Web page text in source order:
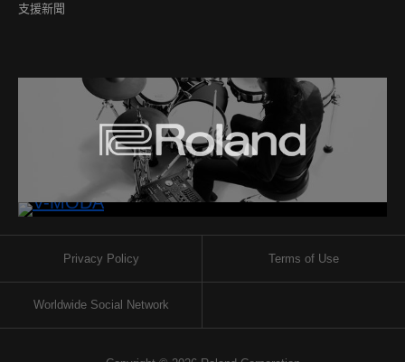
支援新聞
Privacy Policy Terms of Use
Worldwide Social Network